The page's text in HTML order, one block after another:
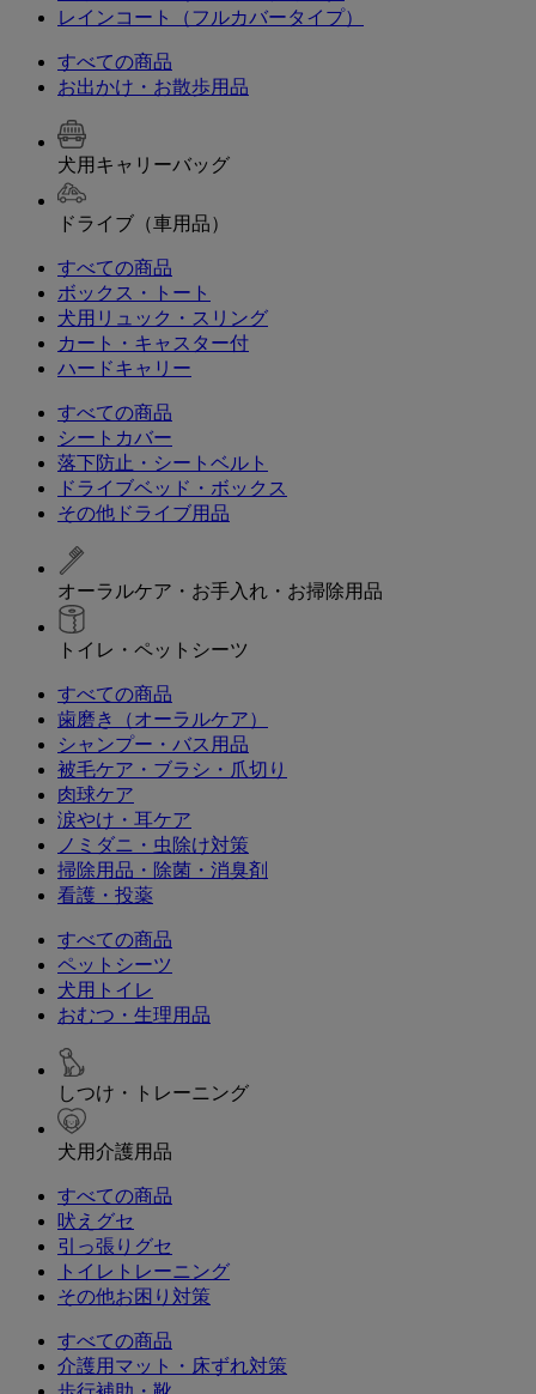
レインコート（フルカバータイプ）
すべての商品
お出かけ・お散歩用品
犬用キャリーバッグ
ドライブ（車用品）
すべての商品
ボックス・トート
犬用リュック・スリング
カート・キャスター付
ハードキャリー
すべての商品
シートカバー
落下防止・シートベルト
ドライブベッド・ボックス
その他ドライブ用品
オーラルケア・お手入れ・お掃除用品
トイレ・ペットシーツ
すべての商品
歯磨き（オーラルケア）
シャンプー・バス用品
被毛ケア・ブラシ・爪切り
肉球ケア
涙やけ・耳ケア
ノミダニ・虫除け対策
掃除用品・除菌・消臭剤
看護・投薬
すべての商品
ペットシーツ
犬用トイレ
おむつ・生理用品
しつけ・トレーニング
犬用介護用品
すべての商品
吠えグセ
引っ張りグセ
トイレトレーニング
その他お困り対策
すべての商品
介護用マット・床ずれ対策